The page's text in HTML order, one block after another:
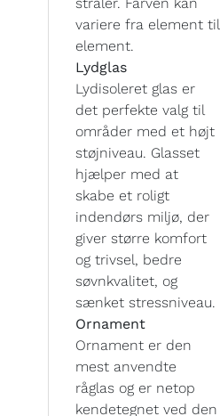
variere fra element til
element.
Lydglas
Lydisoleret glas er
det perfekte valg til
områder med et højt
støjniveau. Glasset
hjælper med at
skabe et roligt
indendørs miljø, der
giver større komfort
og trivsel, bedre
søvnkvalitet, og
sænket stressniveau.
Ornament
Ornament er den
mest anvendte
råglas og er netop
kendetegnet ved den